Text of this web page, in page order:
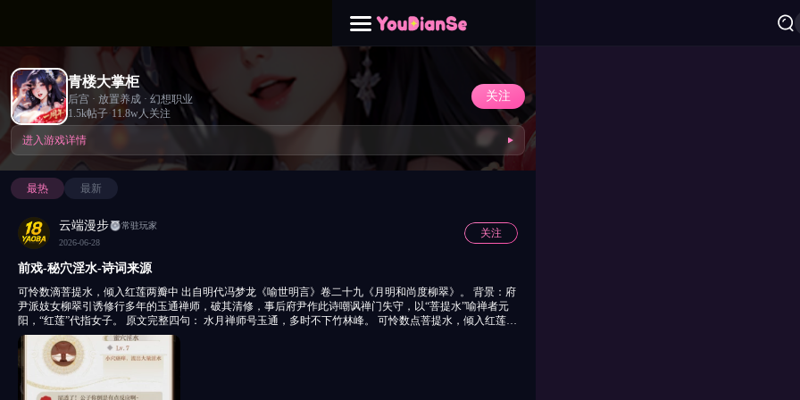
青楼大掌柜
后宫 · 放置养成 · 幻想职业
1.5k帖子·11.8w人关注
关注
进入游戏详情
最热 最新
云端漫步
常驻玩家
2026-06-28
关注
前戏-秘穴淫水-诗词来源
可怜数滴菩提水，倾入红莲两瓣中 出自明代冯梦龙《喻世明言》卷二十九《月明和尚度柳翠》。 背景：府
尹派妓女柳翠引诱修行多年的玉通禅师，破其清修，事后府尹作此诗嘲讽禅门失守，以“菩提水”喻禅者元
阳，“红莲”代指女子。 原文完整四句： 水月禅师号玉通，多时不下竹林峰。 可怜数点菩提水，倾入红莲两
瓣中